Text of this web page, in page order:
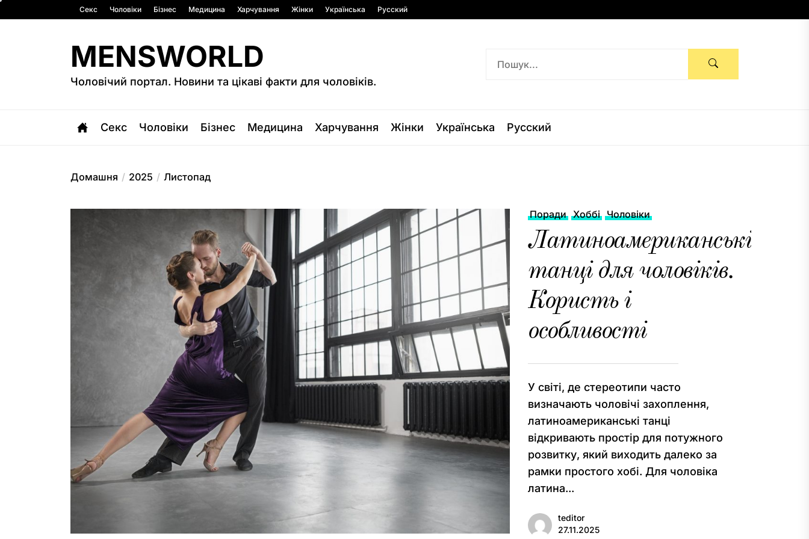
до
Секс Чоловіки Бізнес Медицина Харчування Жінки Українська Русский
MENSWORLD
Чоловічий портал. Новини та цікаві факти для чоловіків.
Секс Чоловіки Бізнес Медицина Харчування Жінки Українська Русский
Домашня 2025 Листопад
Поради Хоббі Чоловіки
Латиноамериканські
танці для чоловіків.
Користь і
особливості
У світі, де стереотипи часто
визначають чоловічі захоплення,
латиноамериканські танці
відкривають простір для потужного
розвитку, який виходить далеко за
рамки простого хобі. Для чоловіка
латина...
teditor
27.11.2025